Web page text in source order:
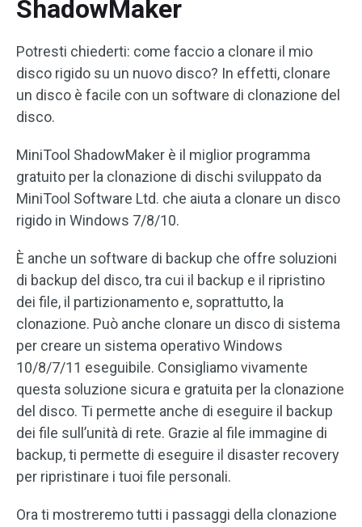
ShadowMaker
Potresti chiederti: come faccio a clonare il mio
disco rigido su un nuovo disco? In effetti, clonare
un disco è facile con un software di clonazione del
disco.
MiniTool ShadowMaker è il miglior programma
gratuito per la clonazione di dischi sviluppato da
MiniTool Software Ltd. che aiuta a clonare un disco
rigido in Windows 7/8/10.
È anche un software di backup che offre soluzioni
di backup del disco, tra cui il backup e il ripristino
dei file, il partizionamento e, soprattutto, la
clonazione. Può anche clonare un disco di sistema
per creare un sistema operativo Windows
10/8/7/11 eseguibile. Consigliamo vivamente
questa soluzione sicura e gratuita per la clonazione
del disco. Ti permette anche di eseguire il backup
dei file sull’unità di rete. Grazie al file immagine di
backup, ti permette di eseguire il disaster recovery
per ripristinare i tuoi file personali.
Ora ti mostreremo tutti i passaggi della clonazione